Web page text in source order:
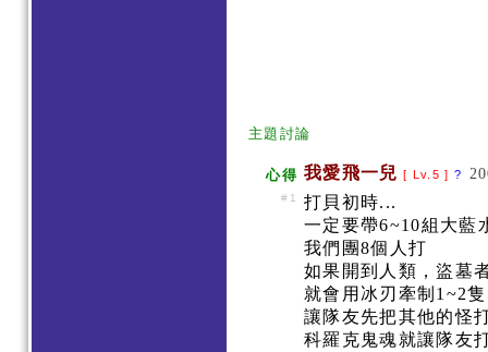
主題討論
心得 我愛飛一兒 [ Lv.5 ]?
#1
打貝初時...
一定要帶6~10組大藍
我們團8個人打
如果開到人類，盜墓
就會用冰刃牽制1~2
讓隊友先把其他的怪
科羅克鬼魂就讓隊友